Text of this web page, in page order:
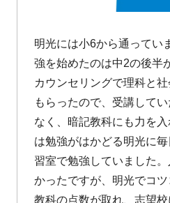
明光には小6から通ってい
強を始めたのは中2の後半
カウンセリングで理科と
もらったので、受講して
なく、暗記教科にも力を
は勉強がはかどる明光に
習室で勉強していました
かったですが、明光でコ
教科の点数が取れ、志望校